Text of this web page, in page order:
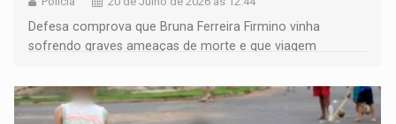
Defesa comprova que Bruna Ferreira Firmino vinha
sofrendo graves ameaças de morte e que viagem
Vara do Tribunal do Júri determina expedição imediata de
contramandado